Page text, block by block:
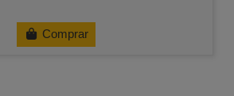
Comprar